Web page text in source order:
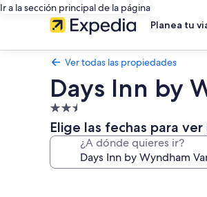
Ir a la sección principal de la página
Planea tu
Ver todas las propiedades
Days Inn by
Propiedad
de
2.5
estrellas
Elige las fechas para ver
¿A dónde quieres ir?